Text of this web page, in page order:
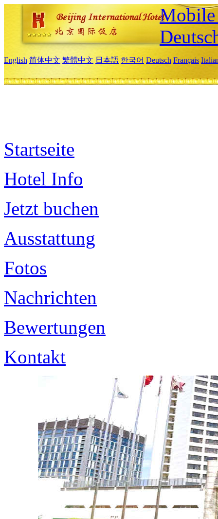
Mobile
English 简体中文 繁體中文 日本語 한국어 Deutsch Français
Startseite
Hotel Info
Jetzt buchen
Ausstattung
Fotos
Nachrichten
Bewertungen
Kontakt